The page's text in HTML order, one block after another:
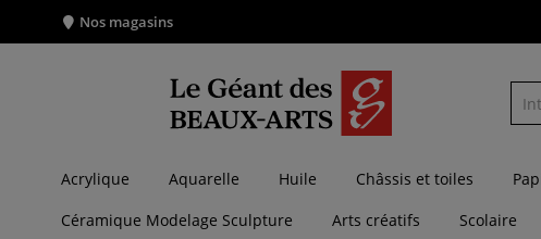
Nos magasins
Acrylique Aquarelle Huile Châssis et toiles
Céramique Modelage Sculpture
Arts créatifs Scolaire